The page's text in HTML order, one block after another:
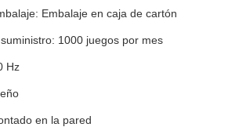
Embalaje en caja de cartón
1000 juegos por mes
Hz
en la pared